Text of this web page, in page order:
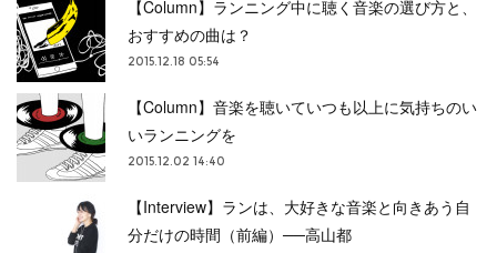
【Column】ランニング中に聴く音楽の選び方と、
おすすめの曲は？
2015.12.18 05:54
【Column】音楽を聴いていつも以上に気持ちのい
いランニングを
2015.12.02 14:40
【Interview】ランは、大好きな音楽と向きあう自
分だけの時間（前編）──高山都